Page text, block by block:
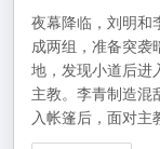
夜幕降临，刘明和
成两组，准备突袭
地，发现小道后进
主教。李青制造混
入帐篷后，面对主